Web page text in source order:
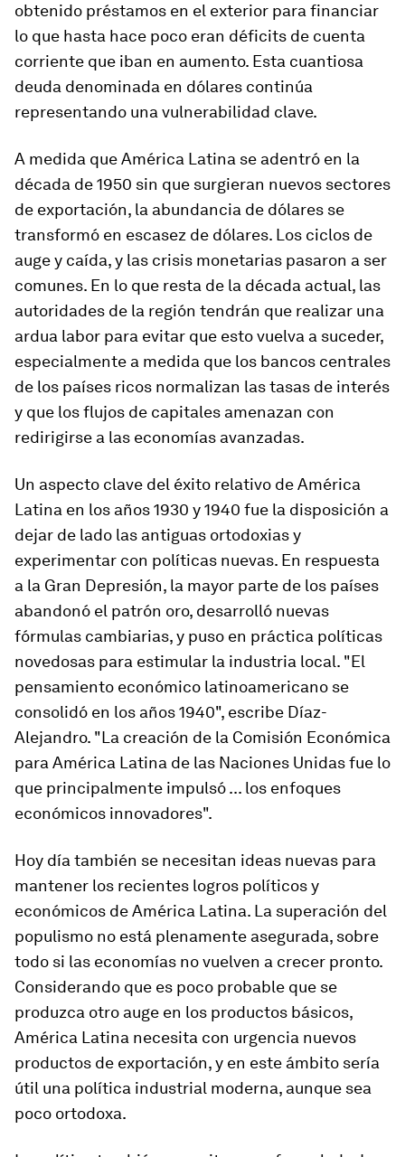
obtenido préstamos en el exterior para financiar
lo que hasta hace poco eran déficits de cuenta
corriente que iban en aumento. Esta cuantiosa
deuda denominada en dólares continúa
representando una vulnerabilidad clave.
A medida que América Latina se adentró en la
década de 1950 sin que surgieran nuevos sectores
de exportación, la abundancia de dólares se
transformó en escasez de dólares. Los ciclos de
auge y caída, y las crisis monetarias pasaron a ser
comunes. En lo que resta de la década actual, las
autoridades de la región tendrán que realizar una
ardua labor para evitar que esto vuelva a suceder,
especialmente a medida que los bancos centrales
de los países ricos normalizan las tasas de interés
y que los flujos de capitales amenazan con
redirigirse a las economías avanzadas.
Un aspecto clave del éxito relativo de América
Latina en los años 1930 y 1940 fue la disposición a
dejar de lado las antiguas ortodoxias y
experimentar con políticas nuevas. En respuesta
a la Gran Depresión, la mayor parte de los países
abandonó el patrón oro, desarrolló nuevas
fórmulas cambiarias, y puso en práctica políticas
novedosas para estimular la industria local. "El
pensamiento económico latinoamericano se
consolidó en los años 1940", escribe Díaz-
Alejandro. "La creación de la Comisión Económica
para América Latina de las Naciones Unidas fue lo
que principalmente impulsó ... los enfoques
económicos innovadores".
Hoy día también se necesitan ideas nuevas para
mantener los recientes logros políticos y
económicos de América Latina. La superación del
populismo no está plenamente asegurada, sobre
todo si las economías no vuelven a crecer pronto.
Considerando que es poco probable que se
produzca otro auge en los productos básicos,
América Latina necesita con urgencia nuevos
productos de exportación, y en este ámbito sería
útil una política industrial moderna, aunque sea
poco ortodoxa.